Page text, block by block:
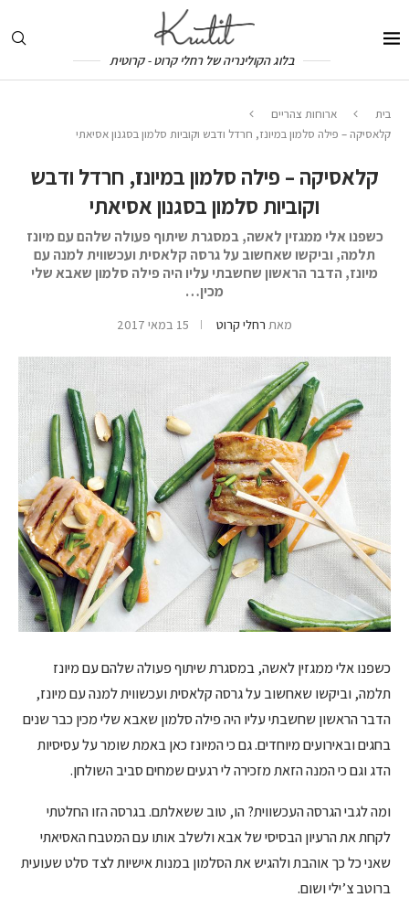
בלוג הקולינריה של רחלי קרוט - קרוטית
בית
ארוחות צהריים
קלאסיקה – פילה סלמון במיונז, חרדל ודבש וקוביות סלמון בסגנון אסיאתי
קלאסיקה – פילה סלמון במיונז, חרדל ודבש
וקוביות סלמון בסגנון אסיאתי
כשפנו אלי ממגזין לאשה, במסגרת שיתוף פעולה שלהם עם מיונז
תלמה, וביקשו שאחשוב על גרסה קלאסית ועכשווית למנה עם
מיונז, הדבר הראשון שחשבתי עליו היה פילה סלמון שאבא שלי
מכין…
מאת רחלי קרוט 15 במאי 2017
כשפנו אלי ממגזין לאשה, במסגרת שיתוף פעולה שלהם עם מיונז
תלמה, וביקשו שאחשוב על גרסה קלאסית ועכשווית למנה עם מיונז,
הדבר הראשון שחשבתי עליו היה פילה סלמון שאבא שלי מכין כבר שנים
בחגים ובאירועים מיוחדים. גם כי המיונז כאן באמת שומר על עסיסיות
הדג וגם כי המנה הזאת מזכירה לי רגעים שמחים סביב השולחן.
ומה לגבי הגרסה העכשווית? הו, טוב ששאלתם. בגרסה הזו החלטתי
לקחת את הרעיון הבסיסי של אבא ולשלב אותו עם המטבח האסיאתי
שאני כל כך אוהבת ולהגיש את הסלמון במנות אישיות לצד סלט שעועית
ברוטב צ’ילי ושום.